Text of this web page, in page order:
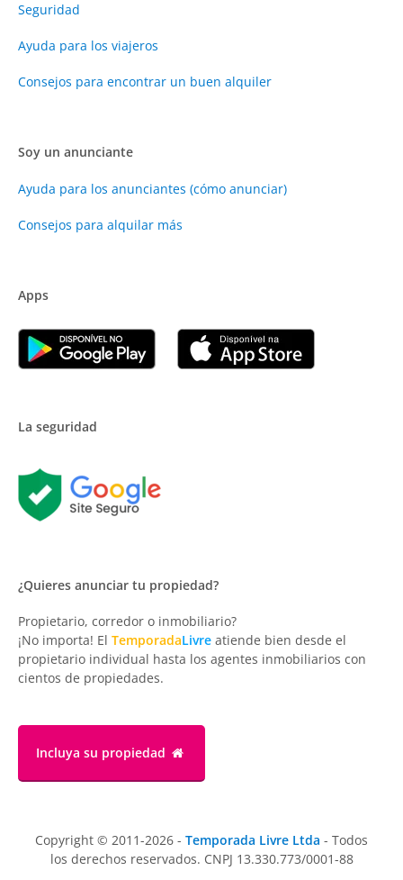
Seguridad
Ayuda para los viajeros
Consejos para encontrar un buen alquiler
Soy un anunciante
Ayuda para los anunciantes (cómo anunciar)
Consejos para alquilar más
Apps
La seguridad
¿Quieres anunciar tu propiedad?
Propietario, corredor o inmobiliario?
¡No importa! El TemporadaLivre atiende bien desde el
propietario individual hasta los agentes inmobiliarios con
cientos de propiedades.
Incluya su propiedad
Copyright © 2011-2026 - Temporada Livre Ltda - Todos
los derechos reservados. CNPJ 13.330.773/0001-88